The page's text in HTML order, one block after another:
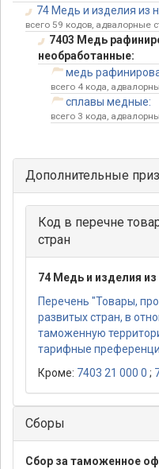
74 Медь и изделия из
всего 59 кодов, адвалорные
7403 Медь
необработанные:
медь
всего 4 кода,
сплавы медные:
всего 3 кода,
Дополнительные
Код в перечне
стран
74 Медь и изделия из
Перечень "Товары,
развитых стран, в
таможенную
тарифные
Кроме: 7403 21 000 0 ;
Сборы
Сбор за таможенное